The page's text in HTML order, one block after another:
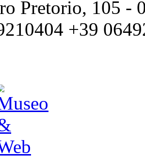
Pretorio, 105 -
+39